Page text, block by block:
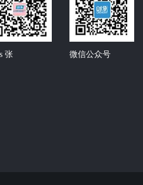
张 微信公众号